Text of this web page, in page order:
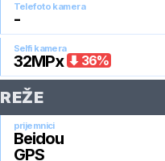
Telefoto kamera
-
Selfi kamera
32MPx 36%
prijemnici
Beidou
GPS